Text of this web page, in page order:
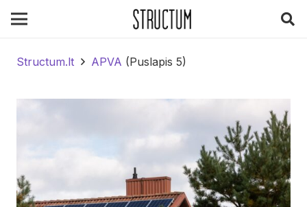
Structum.lt APVA (Puslapis 5)